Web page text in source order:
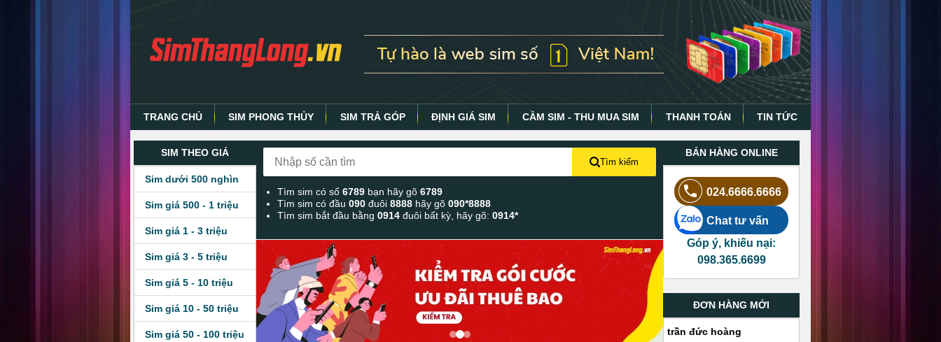
TRANG CHỦ SIM PHONG THỦY SIM TRẢ GÓP ĐỊNH GIÁ SIM CẦM SIM - THU MUA SIM THANH TOÁN TIN TỨC
SIM THEO GIÁ
Sim dưới 500 nghìn
Sim giá 500 - 1 triệu
Sim giá 1 - 3 triệu
Sim giá 3 - 5 triệu
Sim giá 5 - 10 triệu
Sim giá 10 - 50 triệu
Sim giá 50 - 100 triệu
Tìm kiếm
Tìm sim có số6789 bạn hãy gõ6789
Tìm sim có đầu090đuôi8888 hãy gõ090*8888
Tìm sim bắt đầu bằng0914 đuôi bất kỳ, hãy gõ:0914*
BÁN HÀNG ONLINE
024.6666.6666
Chat tư vấn
Góp ý, khiếu nại:
098.365.6699
ĐƠN HÀNG MỚI
trần đức hoàng